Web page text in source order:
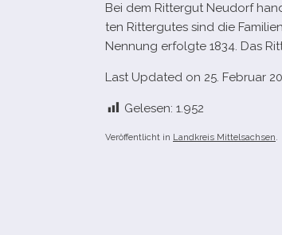
Bei dem Rittergut Neudorf
ten Rittergutes sind die
Nennung erfolgte 1834. Das
Last Updated on 25. Februar
Gelesen: 1.952
Veröffentlicht in Landkreis Mittelsachsen